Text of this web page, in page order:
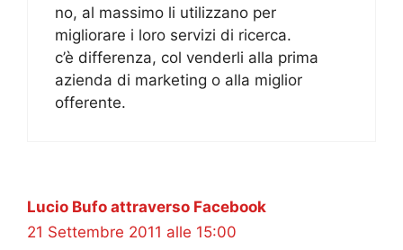
no, al massimo li utilizzano per
migliorare i loro servizi di ricerca.
c’è differenza, col venderli alla prima
azienda di marketing o alla miglior
offerente.
Lucio Bufo attraverso Facebook
21 Settembre 2011 alle 15:00